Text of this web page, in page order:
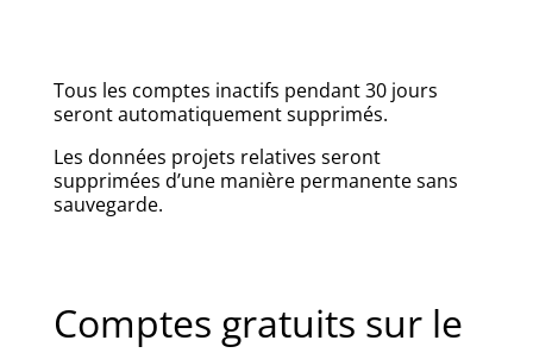
Tous les comptes inactifs pendant 30 jours
seront automatiquement supprimés.
Les données projets relatives seront
supprimées d’une manière permanente sans
sauvegarde.
Comptes gratuits sur le